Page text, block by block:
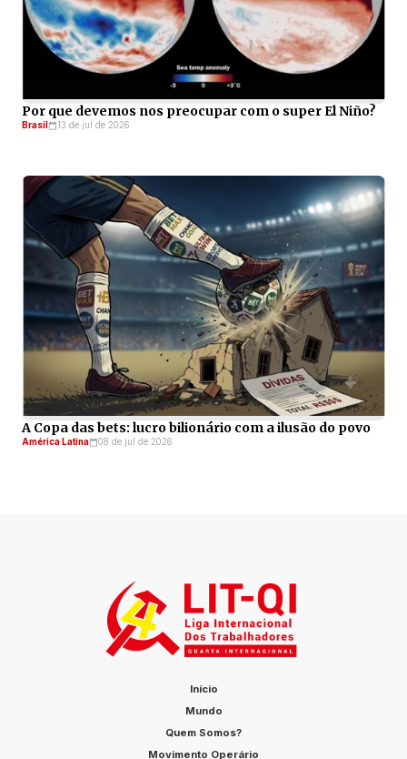
Por que devemos nos preocupar com o super El Niño?
Brasil 13 de jul de 2026
A Copa das bets: lucro bilionário com a ilusão do povo
América Latina 08 de jul de 2026
Início
Mundo
Quem Somos?
Movimento Operário